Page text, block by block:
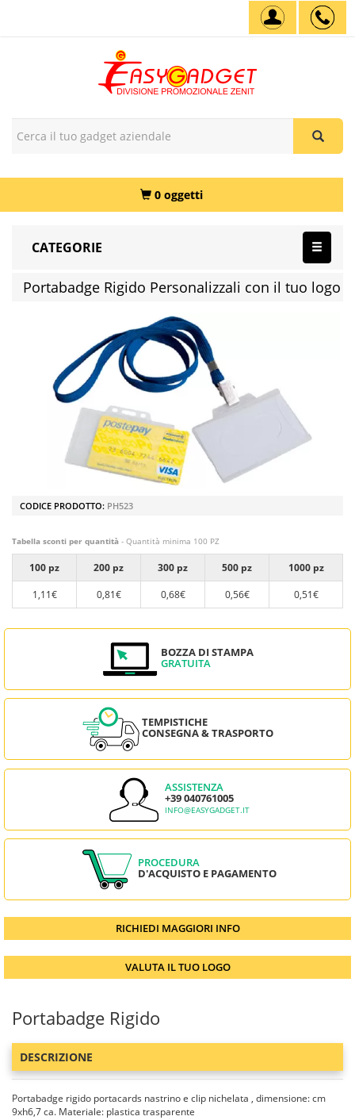
0 oggetti
CATEGORIE
Portabadge Rigido Personalizzali con il tuo logo
CODICE PRODOTTO: PH523
Tabella sconti per quantità - Quantità minima 100 PZ
100 pz 200 pz 300 pz 500 pz
1000 pz
1,11€
0,81€ 0,68€ 0,56€ 0,51€
BOZZA DI STAMPA
GRATUITA
TEMPISTICHE
CONSEGNA & TRASPORTO
ASSISTENZA
+39 040761005
INFO@EASYGADGET.IT
PROCEDURA
D'ACQUISTO E PAGAMENTO
RICHIEDI MAGGIORI INFO
VALUTA IL TUO LOGO
Portabadge Rigido
DESCRIZIONE
Portabadge rigido portacards nastrino e clip nichelata , dimensione: cm
9xh6,7 ca. Materiale: plastica trasparente